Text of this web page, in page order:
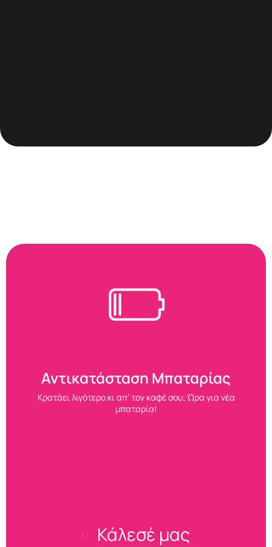
Αντικατάσταση Μπαταρίας
Κρατάει λιγότερο κι απ’ τον καφέ σου; Ώρα για νέα
μπαταρία!
Κάλεσέ μας